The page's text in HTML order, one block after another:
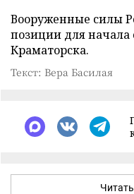
Вооруженные силы
позиции для начала
Краматорска.
Текст: Вера Басилая